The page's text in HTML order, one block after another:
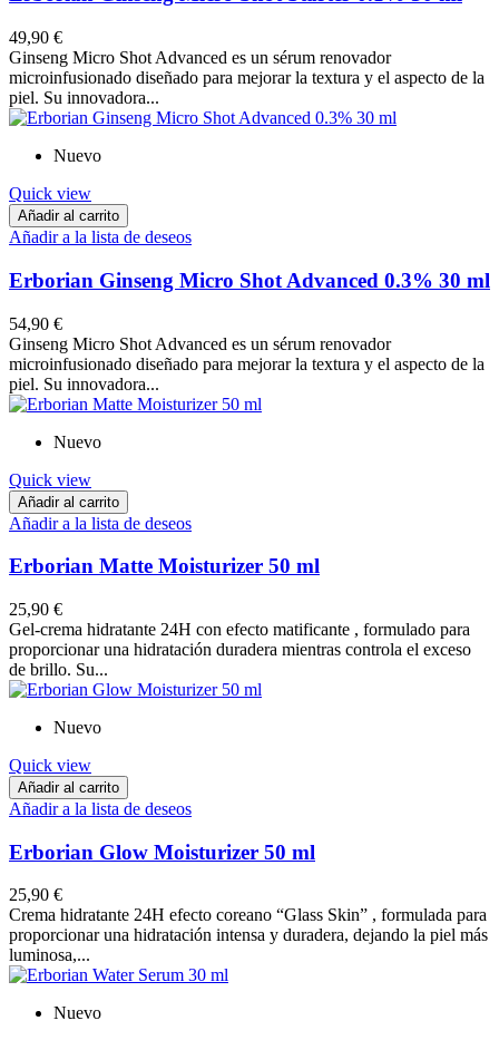
49,90 €
Ginseng Micro Shot Advanced es un sérum renovador
microinfusionado diseñado para mejorar la textura y el aspecto de la
piel. Su innovadora...
Nuevo
Quick view
Añadir al carrito
Añadir a la lista de deseos
Erborian Ginseng Micro Shot Advanced 0.3% 30 ml
54,90 €
Ginseng Micro Shot Advanced es un sérum renovador
microinfusionado diseñado para mejorar la textura y el aspecto de la
piel. Su innovadora...
Nuevo
Quick view
Añadir al carrito
Añadir a la lista de deseos
Erborian Matte Moisturizer 50 ml
25,90 €
Gel-crema hidratante 24H con efecto matificante , formulado para
proporcionar una hidratación duradera mientras controla el exceso
de brillo. Su...
Nuevo
Quick view
Añadir al carrito
Añadir a la lista de deseos
Erborian Glow Moisturizer 50 ml
25,90 €
Crema hidratante 24H efecto coreano “Glass Skin” , formulada para
proporcionar una hidratación intensa y duradera, dejando la piel más
luminosa,...
Nuevo